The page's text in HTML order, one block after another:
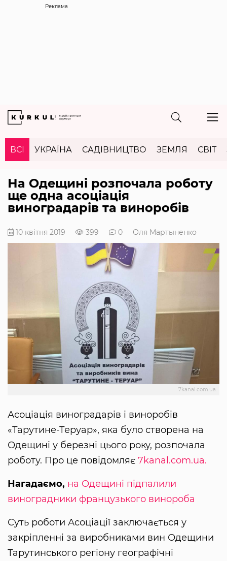
Реклама
ВСІ УКРАЇНА САДІВНИЦТВО ЗЕМЛЯ СВІТ
На Одещині розпочала роботу
ще одна асоціація
виноградарів та виноробів
10 квітня 2019 399 0 Оля Мартыненко
7kanal.com.ua.
Асоціація виноградарів і виноробів
«Тарутине-Теруар», яка було створена на
Одещині у березні цього року, розпочала
роботу. Про це повідомляє 7kanal.com.ua.
Нагадаємо, на Одещині підпалили
виноградники французького винороба
Суть роботи Асоціації заключається у
закріпленні за виробниками вин Одещини
Тарутинського регіону географічні